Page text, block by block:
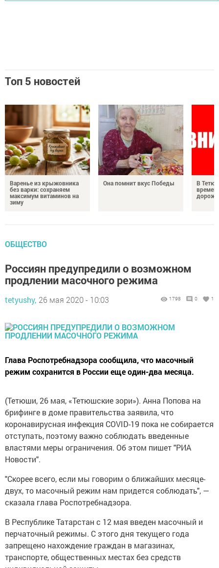
Топ 5 новостей
Варенье из крыжовника
без варки: сохраняем
максимум витаминов на
зиму
Она помнит вкус Победы
В
ОБЩЕСТВО
Россиян предупредили о возможном
продлении масочного режима
tetyushy, 26 мая 2020 - 10:03 1798 0 1
Глава Роспотребнадзора сообщила, что масочный
режим сохранится в России еще один-два месяца.
(Тетюши, 26 мая, «Тетюшские зори»). Анна Попова на
брифинге в доме правительства заявила, что
коронавирусная инфекция COVID-19 пока не собирается
отступать, поэтому важно соблюдать введенные
властями меры ограничения. Об этом пишет "РИА
Новости".
"Скорее всего, если мы говорим о ближайших месяце-
двух, то масочный режим нам придется соблюдать", —
сказала глава Роспотребнадзора.
В Республике Татарстан с 12 мая введен масочный и
перчаточный режимы. С этого дня текущего года
запрещено нахождение граждан в магазинах,
транспорте, общественных местах без средств